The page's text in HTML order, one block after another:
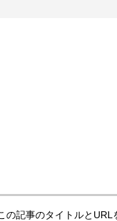
の記事のタイトルとURL